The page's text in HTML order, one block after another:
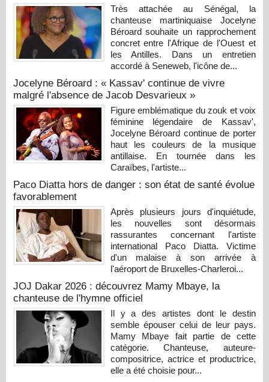
Très attachée au Sénégal, la
chanteuse martiniquaise Jocelyne
Béroard souhaite un rapprochement
concret entre l'Afrique de l'Ouest et
les Antilles. Dans un entretien
accordé à Seneweb, l'icône de...
Jocelyne Béroard : « Kassav' continue de vivre
malgré l'absence de Jacob Desvarieux »
Figure emblématique du zouk et voix
féminine légendaire de Kassav',
Jocelyne Béroard continue de porter
haut les couleurs de la musique
antillaise. En tournée dans les
Caraïbes, l'artiste...
Paco Diatta hors de danger : son état de santé évolue
favorablement
Après plusieurs jours d'inquiétude,
les nouvelles sont désormais
rassurantes concernant l'artiste
international Paco Diatta. Victime
d'un malaise à son arrivée à
l'aéroport de Bruxelles-Charleroi...
JOJ Dakar 2026 : découvrez Mamy Mbaye, la
chanteuse de l'hymne officiel
Il y a des artistes dont le destin
semble épouser celui de leur pays.
Mamy Mbaye fait partie de cette
catégorie. Chanteuse, auteure-
compositrice, actrice et productrice,
elle a été choisie pour...